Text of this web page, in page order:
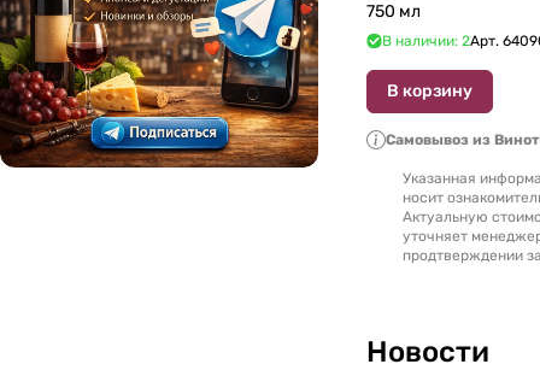
1988(3)
1989(2)
1990(3)
1991(4)
750 мл
В наличии: 2Арт.
В корзину
Самовывоз из
Указанная
носит
Актуальную
уточняет
продтверждении
Новости